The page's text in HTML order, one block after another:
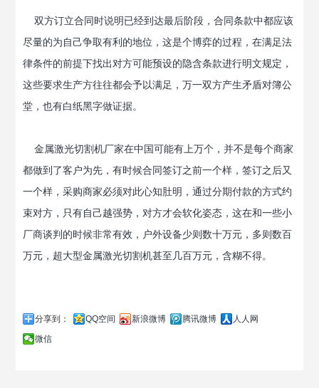
双方订立合同时说明已经到达最后阶段，合同条款中都应该
尽量的为自己争取有利的地位，这是个博弈的过程，在满足法
律条件的前提下找出对方可能预设的隐含条款进行明文规定，
这些要求生产方往往都会予以满足，万一双方产生矛盾对簿公
堂，也有白纸黑字做证据。
金属激光切割机厂家在中国可能有上万个，并不是每个商家
都做到了客户为先，有时候合同签订之前一个样，签订之后又
一个样，采购商家必须对此心知肚明，通过分期付款的方式约
束对方，只有自己越强势，对方才会软化姿态，这在和一些小
厂商谈判的时候非常有效，户外设备少则数十万元，多则数百
万元，超大型金属激光切割机甚至几百万元，含糊不得。
分享到： QQ空间 新浪微博 腾讯微博
人人网
微信